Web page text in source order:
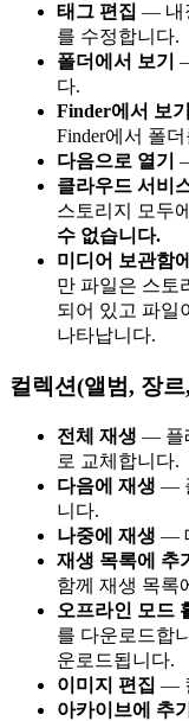
태그 편집 — 내
를 수정합니다.
폴더에서 보기
다.
Finder에서 보기
Finder에서 폴
다음으로 열기
클라우드 서비
스토리지 모두
수 없습니다.
미디어 보관함
만 파일은 스토
되어 있고 파일
나타납니다.
컬렉션(앨범, 장
전체 재생 — 플
로 교체합니다.
다음에 재생 —
니다.
나중에 재생 —
재생 목록에 추
함께 재생 목록
오프라인 모드
를 다운로드합
운로드됩니다.
이미지 편집 —
아카이브에 추